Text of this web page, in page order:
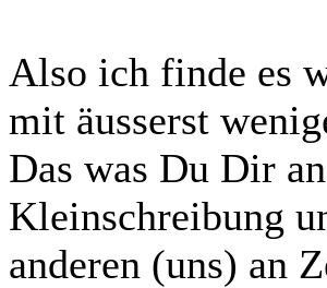
Also ich finde es
mit äusserst
Das was Du Dir
Kleinschreibung
anderen (uns) an